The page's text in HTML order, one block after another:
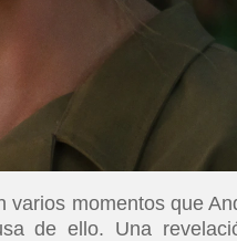
momentos que
de ello. Una